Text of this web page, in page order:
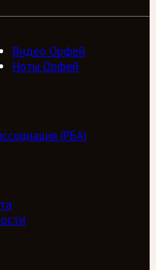
Видео Орфей
Ноты Орфей
(РБА)